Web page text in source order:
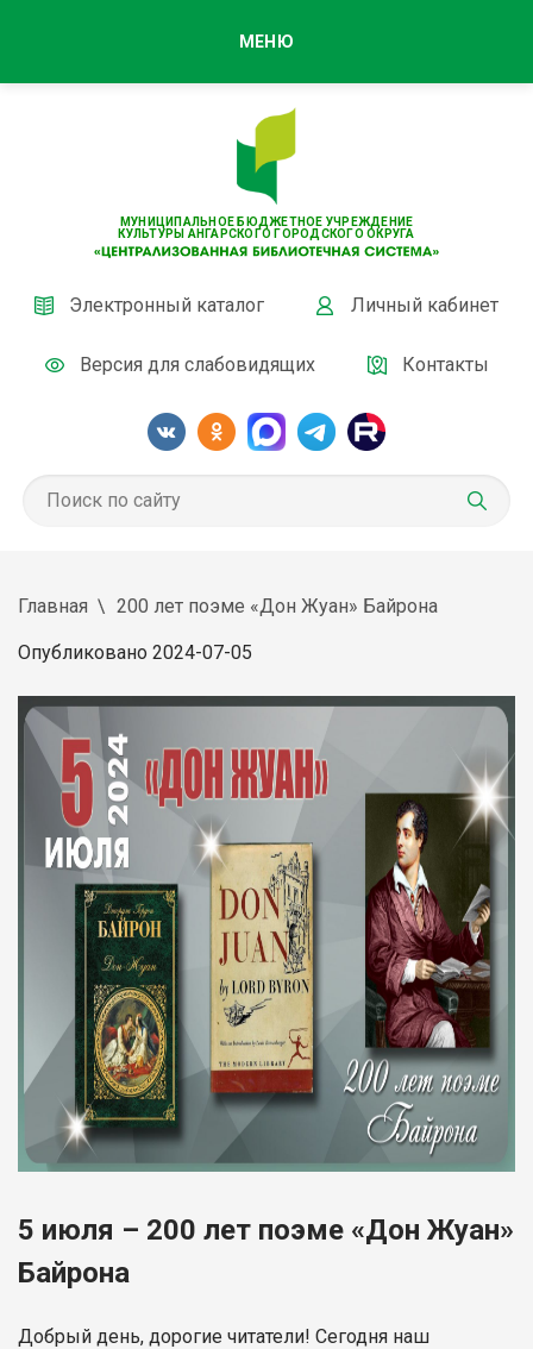
МУНИЦИПАЛЬНОЕ БЮДЖЕТНОЕ УЧРЕЖДЕНИЕ
КУЛЬТУРЫ АНГАРСКОГО ГОРОДСКОГО ОКРУГА
Электронный каталог Личный кабинет
Версия для слабовидящих Контакты
МЕНЮ
Главная 200 лет поэме «Дон Жуан» Байрона
Опубликовано 2024-07-05
5 июля – 200 лет поэме «Дон Жуан»
Байрона
Добрый день, дорогие читатели! Сегодня наш